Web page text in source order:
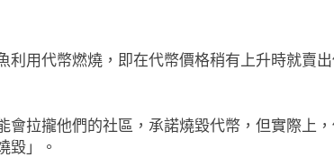
利用代幣燃燒，即在代幣價格稍有上升時就賣
會拉攏他們的社區，承諾燒毀代幣，但實際上
毀」。